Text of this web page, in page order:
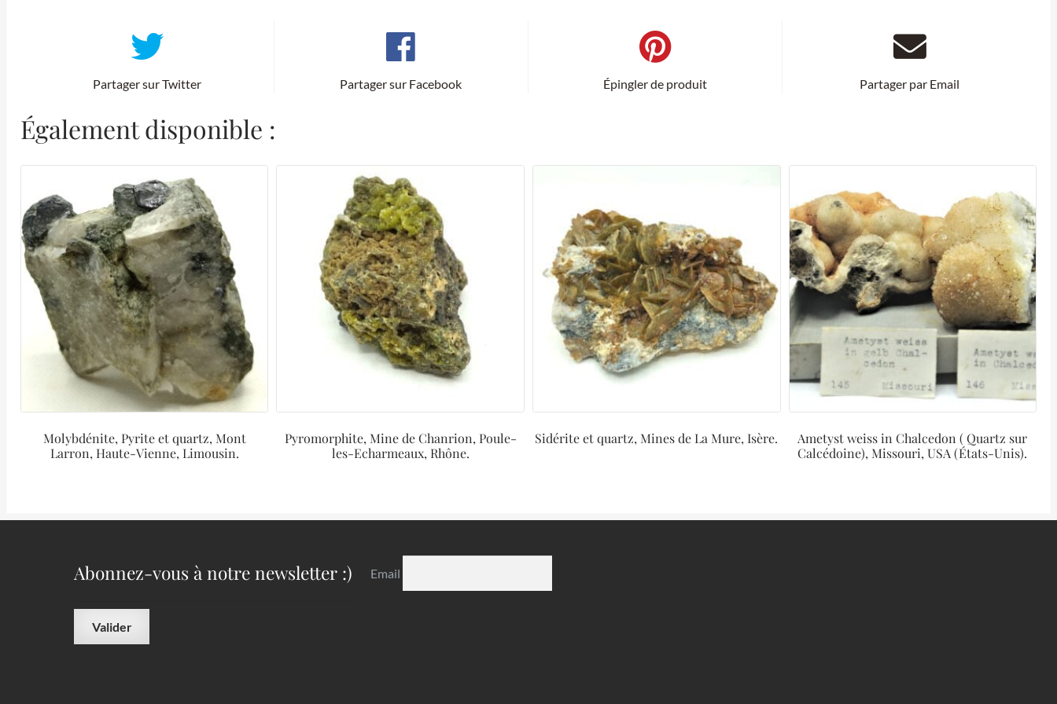
Partager sur Twitter Partager sur Facebook Épingler de produit Partager par Email
Également disponible :
Molybdénite, Pyrite et quartz, Mont
Larron, Haute-Vienne, Limousin.
Pyromorphite, Mine de Chanrion, Poule-
les-Echarmeaux, Rhône.
Sidérite et quartz, Mines de La Mure, Isère.
Ametyst weiss in Chalcedon ( Quartz sur
Calcédoine), Missouri, USA (États-Unis).
Abonnez-vous à notre newsletter :) Email